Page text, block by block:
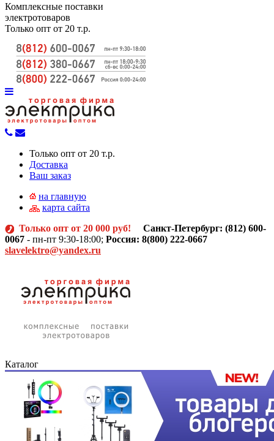
Комплексные поставки
электротоваров
Только опт от 20 т.р.
Только опт от 20 т.р.
Доставка
Ваш заказ
на главную
карта сайта
Только опт от 20 000 руб! Санкт-Петербург: (812) 600-
0067 - пн-пт 9:30-18:00; Россия: 8(800) 222-0667
slavelektro@yandex.ru
Каталог